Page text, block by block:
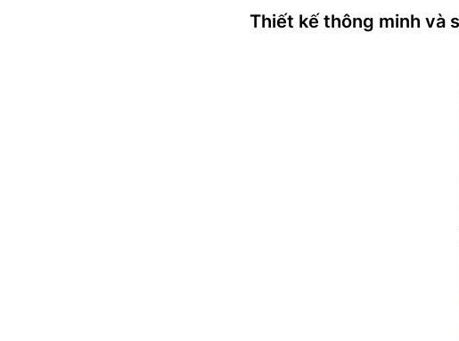
Thiết kế thông minh và